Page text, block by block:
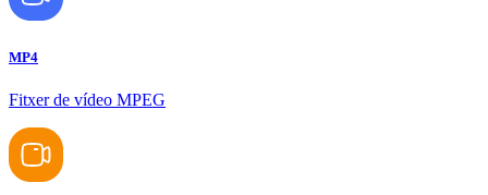
MP4
Fitxer de vídeo MPEG